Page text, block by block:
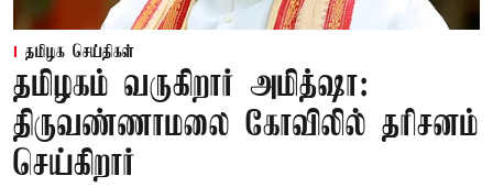
தமிழக செய்திகள்
தமிழகம் வருகிறார் அமித்ஷா:
திருவண்ணாமலை கோவிலில் தரிசனம்
செய்கிறார்